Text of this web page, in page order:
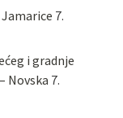
7.
i gradnje
Novska 7.